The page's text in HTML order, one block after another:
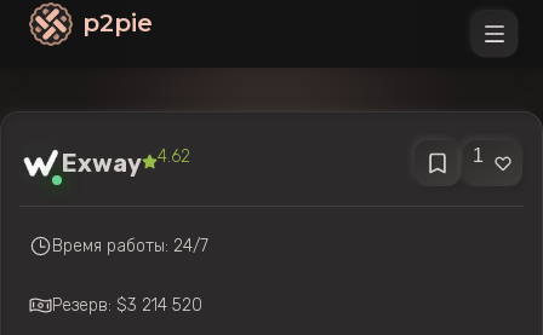
p2pie
Exway 4.62 1
Время работы: 24/7
Резерв: $3 214 520